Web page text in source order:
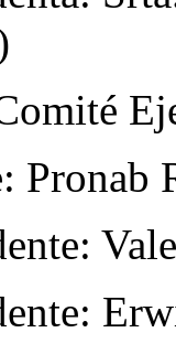
Pronab